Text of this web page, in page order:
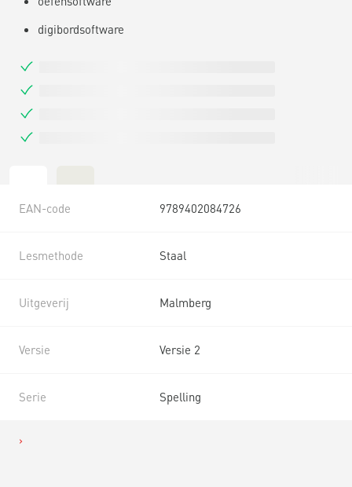
digibordsoftware
EAN-code 9789402084726
Lesmethode Staal
Uitgeverij Malmberg
Versie Versie 2
Serie Spelling